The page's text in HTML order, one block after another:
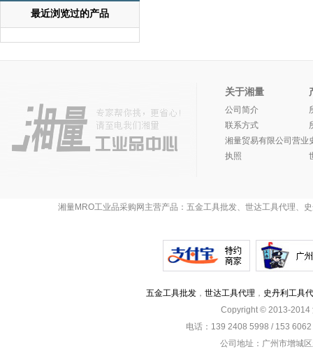
最近浏览过的产品
关于湘量
公司简介
联系方式
湘量贸易有限公司营业
执照
湘量MRO工业品采购网主营产品：五金工具批发、世达工具代理、
五金工具批发 ， 世达工具代理 ， 史丹利工具
Copyright © 2013-2014
电话：139 2408 5998 / 153
公司地址：广州市增城